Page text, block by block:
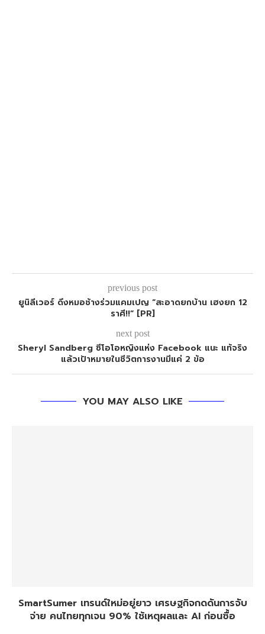
previous post
ยูนิลีเวอร์ ดึงหมอช้างร่วมแคมเปญ “สะอาดยกบ้าน เฮงยก 12
ราศี!!” [PR]
next post
Sheryl Sandberg ซีโอโอหญิงแห่ง Facebook แนะ แท้จริง
แล้วเป้าหมายในชีวิตการงานมีแค่ 2 ข้อ
YOU MAY ALSO LIKE
SmartSumer เทรนด์ใหม่อยู่ยาว เศรษฐกิจกดดันการจับ
จ่าย คนไทยทุกเจน 90% ใช้เหตุผลและ AI ก่อนซื้อ